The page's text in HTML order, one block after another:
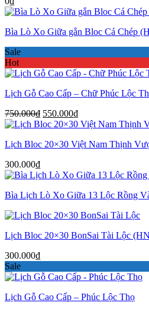
Bìa Lò Xo Giữa gắn Bloc Cá Chép
Sale
Hot
Lịch Gỗ Cao Cấp – Chữ Phúc Lộc
750.000₫ Giá
gốc
750.000₫.
550.000₫Giá
hiện
là:
Lịch Bloc 20×30 Việt Nam Thịnh
300.000₫
Bìa Lịch Lò Xo Giữa 13 Lộc Rồng
Lịch Bloc 20×30 BonSai Tài Lộc
300.000₫
Sale
Lịch Gỗ Cao Cấp – Phúc Lộc Thọ